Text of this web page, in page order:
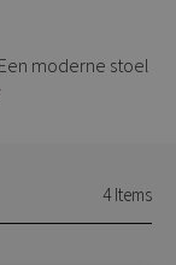
moderne stoel
4Items